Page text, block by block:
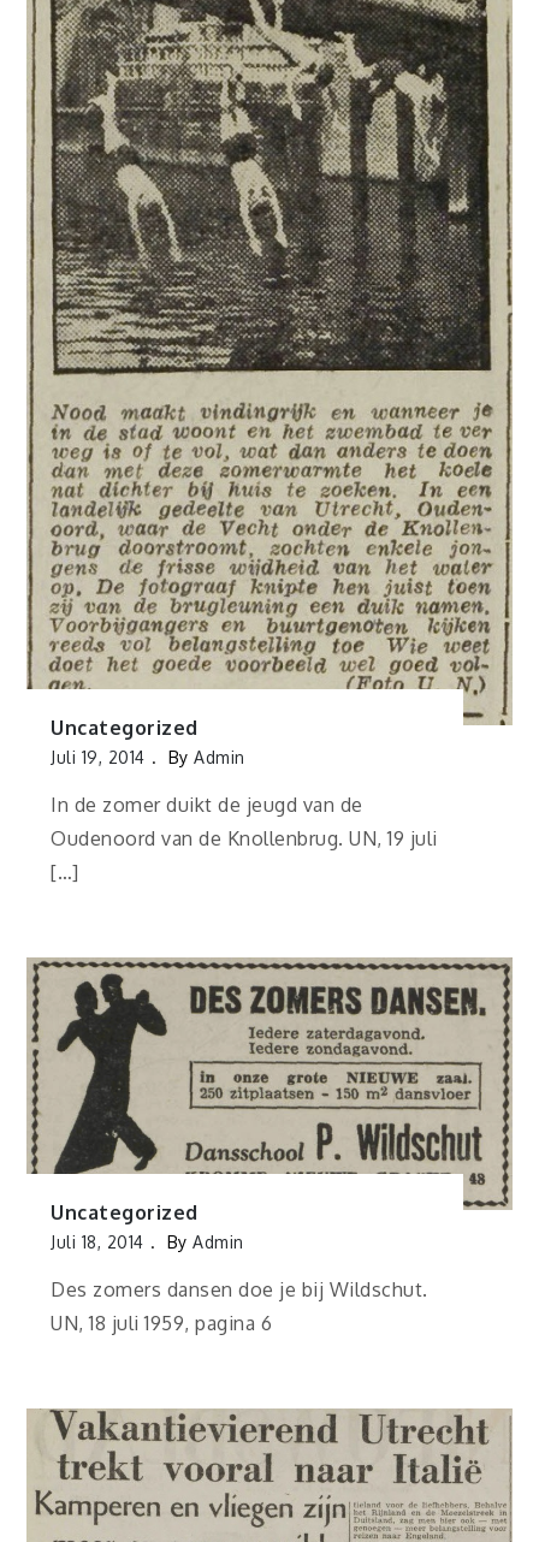
Uncategorized
Juli 19, 2014 ByAdmin
In de zomer duikt de jeugd van de
Oudenoord van de Knollenbrug. UN, 19 juli
[…]
Uncategorized
Juli 18, 2014 ByAdmin
Des zomers dansen doe je bij Wildschut.
UN, 18 juli 1959, pagina 6